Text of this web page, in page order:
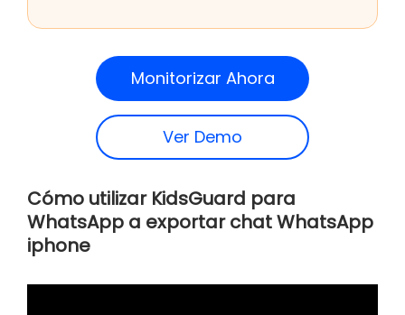
Monitorizar Ahora
Ver Demo
Cómo utilizar KidsGuard para
WhatsApp a exportar chat WhatsApp
iphone